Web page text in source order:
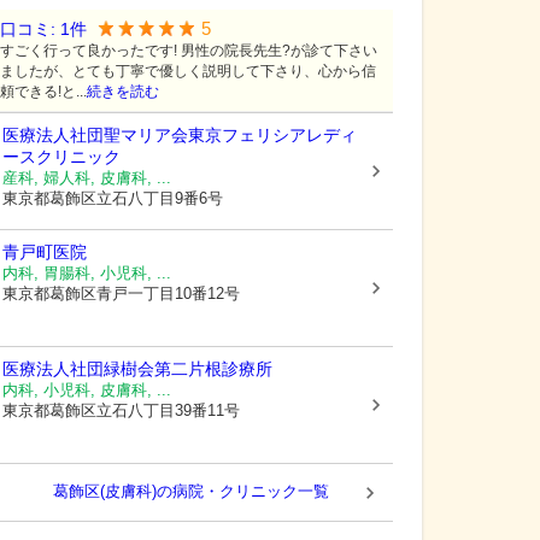
口コミ: 1件 5
すごく行って良かったです! 男性の院長先生?が診て下さい
ましたが、とても丁寧で優しく説明して下さり、心から信
頼できる!と...続きを読む
医療法人社団聖マリア会東京フェリシアレディ
ースクリニック
産科, 婦人科, 皮膚科, ...
東京都葛飾区立石八丁目9番6号
青戸町医院
内科, 胃腸科, 小児科, ...
東京都葛飾区青戸一丁目10番12号
医療法人社団緑樹会第二片根診療所
内科, 小児科, 皮膚科, ...
東京都葛飾区立石八丁目39番11号
葛飾区(皮膚科)の病院・クリニック一覧